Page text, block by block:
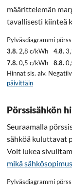
määrittelemän
tavallisesti kiinteä
Pylväsdiagrammi
3.8. 2,8 c/kWh 4.8.
7.8.0,5 c/kWh 8.8.
Hinnat sis. alv.
päivittäin
Pörssisähkön
Seuraamalla
sähköä kuluttavat
Voit lukea
mikä
Pylväsdiagrammi